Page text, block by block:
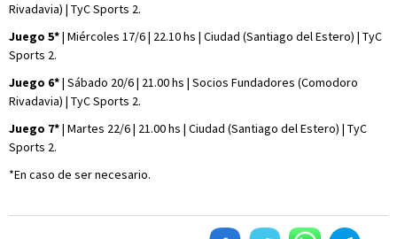
Rivadavia) | TyC Sports 2.
Juego 5*| Miércoles 17/6 | 22.10 hs | Ciudad (Santiago del Estero) | TyC
Sports 2.
Juego 6*| Sábado 20/6 | 21.00 hs | Socios Fundadores (Comodoro
Rivadavia) | TyC Sports 2.
Juego 7*| Martes 22/6 | 21.00 hs | Ciudad (Santiago del Estero) | TyC
Sports 2.
*En caso de ser necesario.